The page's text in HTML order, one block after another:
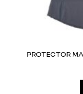
PROTECTOR